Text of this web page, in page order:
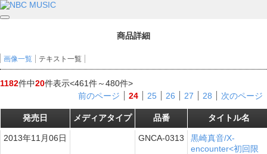
商品詳細
画像一覧 テキスト一覧
1182件中20件表示<461件～480件>
前のページ
24 25 26 27 28 次のページ
発売日 メディアタイプ 品番 タイトル名
2013年11月06日
グル GNCA-0313
黒崎真音/X-
encounter<初回限